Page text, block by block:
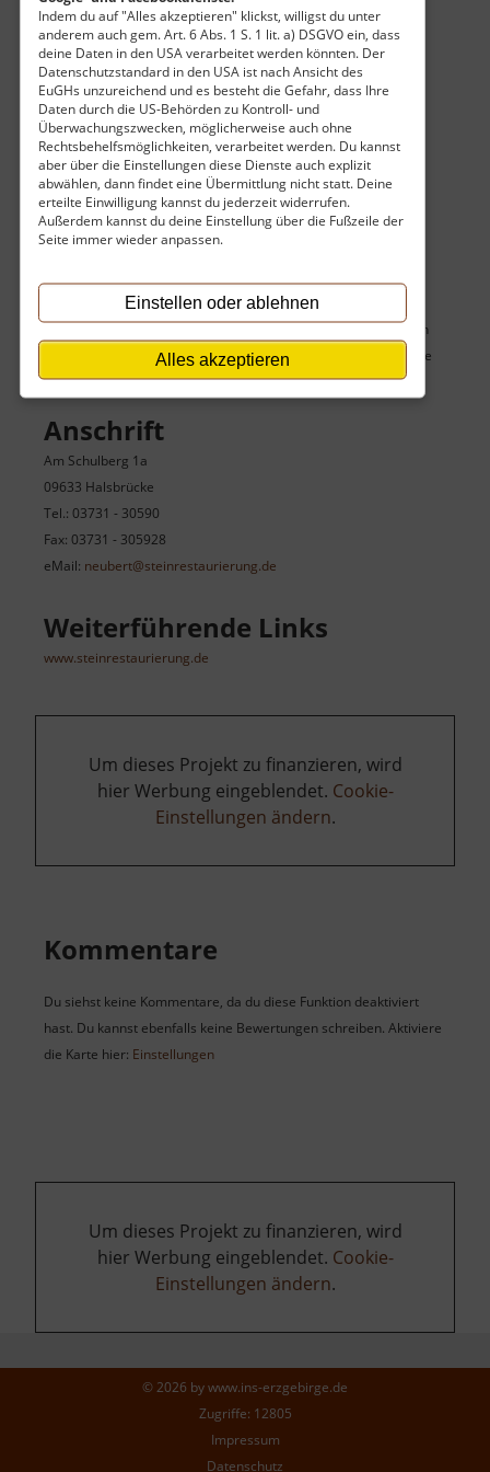
Indem du auf "Alles akzeptieren" klickst, willigst du unter
anderem auch gem. Art. 6 Abs. 1 S. 1 lit. a) DSGVO ein, dass
deine Daten in den USA verarbeitet werden könnten. Der
Datenschutzstandard in den USA ist nach Ansicht des
EuGHs unzureichend und es besteht die Gefahr, dass Ihre
Daten durch die US-Behörden zu Kontroll- und
Überwachungszwecken, möglicherweise auch ohne
Rechtsbehelfsmöglichkeiten, verarbeitet werden. Du kannst
aber über die Einstellungen diese Dienste auch explizit
abwählen, dann findet eine Übermittlung nicht statt. Deine
erteilte Einwilligung kannst du jederzeit widerrufen.
Außerdem kannst du deine Einstellung über die Fußzeile der
Seite immer wieder anpassen.
Einstellen oder ablehnen
Alles akzeptieren
Eintritt
Privatbesitz, kein Zutritt möglich oder eingeschränkt.
Öffnungszeiten
Nur nach Voranmeldung / Führung
Karte
Du siehst hier keine Karte des Zieles sowie seiner umgebenden
Sehenswürdigkeiten, weil du die Karte deaktiviert hast. Aktiviere
die Karte hier:Einstellungen
Anschrift
Am Schulberg 1a
09633 Halsbrücke
Tel.: 03731 - 30590
Fax: 03731 - 305928
eMail: neubert@steinrestaurierung.de
Weiterführende Links
www.steinrestaurierung.de
Um dieses Projekt zu finanzieren, wird
hier Werbung eingeblendet. Cookie-
Einstellungen ändern.
Kommentare
Du siehst keine Kommentare, da du diese Funktion deaktiviert
hast. Du kannst ebenfalls keine Bewertungen schreiben. Aktiviere
die Karte hier: Einstellungen
Um dieses Projekt zu finanzieren, wird
hier Werbung eingeblendet. Cookie-
Einstellungen ändern.
© 2026 bywww.ins-erzgebirge.de
Zugriffe: 12805
Impressum
Datenschutz